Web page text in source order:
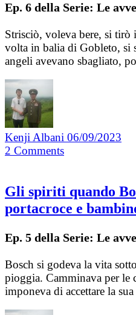
Ep. 6 della Serie: Le
Strisciò, voleva bere, si tirò
volta in balia di Gobleto, si
angeli avevano sbagliato,
Kenji Albani 06/09/2023
2 Comments
Gli spiriti quando
portacroce e
Ep. 5 della Serie: Le
Bosch si godeva la vita
pioggia. Camminava per le
imponeva di accettare la